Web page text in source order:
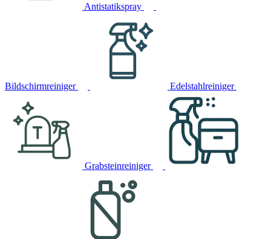
Antistatikspray
Bildschirmreiniger Edelstahlreiniger
Grabsteinreiniger